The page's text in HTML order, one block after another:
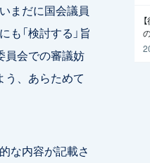
まだに国会議員
「検討する」旨
員会での審議妨
う、あらためて
な内容が記載さ